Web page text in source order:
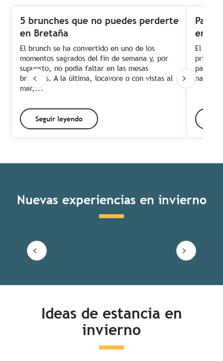
5 brunches que no puedes perderte
en Bretaña
El brunch se ha convertido en uno de los
momentos sagrados del fin de semana y, por
supuesto, no podía faltar en las mesas
bretonas. A la última, locavore o con vistas al
mar,...
Seguir leyendo
en
El
para
Nuevas experiencias en invierno
El taller del cuenco bretón
Seguir leyendo
Ideas de estancia en
invierno